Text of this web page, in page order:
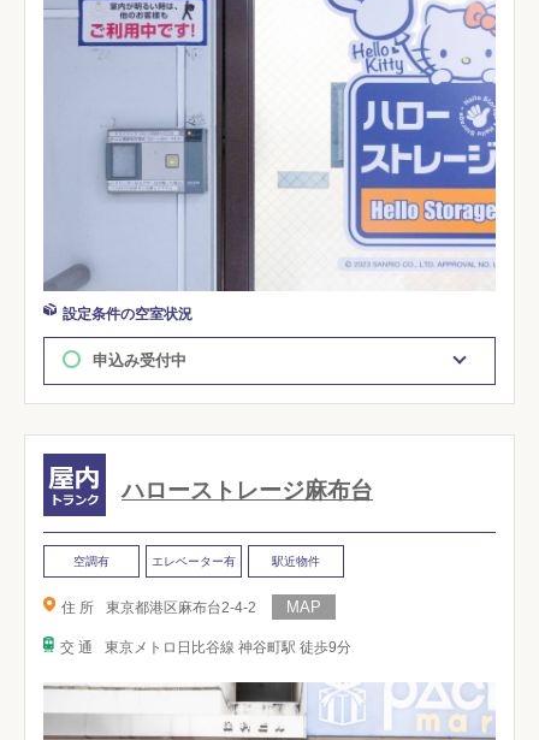
設定条件の空室状況
申込み受付中
ハローストレージ麻布台
空調有 エレベーター有 駅近物件
住 所 東京都港区麻布台2-4-2
交 通 東京メトロ日比谷線 神谷町駅 徒歩9分